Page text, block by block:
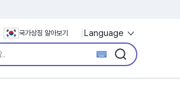
국가상징 알아보기 Language
검색
검색